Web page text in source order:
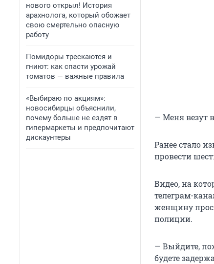
нового открыл! История
арахнолога, который обожает
свою смертельно опасную
работу
Помидоры трескаются и
гниют: как спасти урожай
томатов — важные правила
«Выбираю по акциям»:
новосибирцы объяснили,
почему больше не ездят в
гипермаркеты и предпочитают
дискаунтеры
— Меня везут
Ранее стало
провести
Видео, на
телеграм-
женщину
полиции.
— Выйдите,
будете